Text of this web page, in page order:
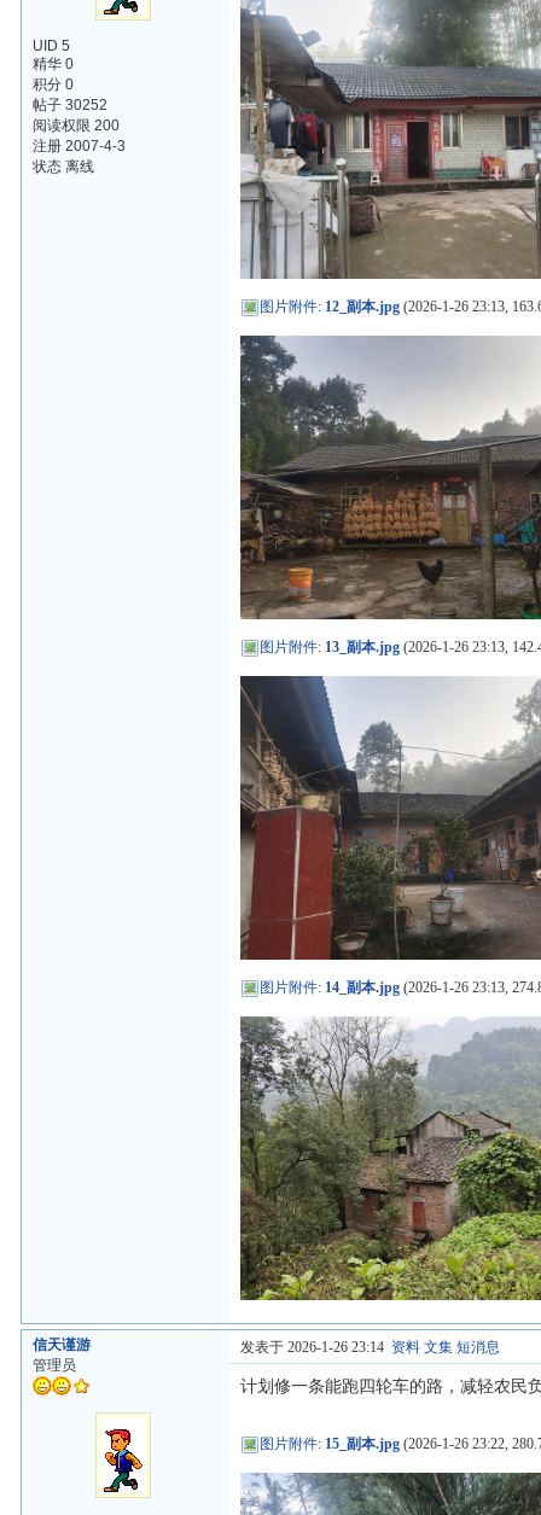
UID 5
精华 0
积分 0
帖子 30252
阅读权限 200
注册 2007-4-3
状态 离线
图片附件: 12_副本.jpg (2026-1-26 23:13,
图片附件: 13_副本.jpg (2026-1-26 23:13,
图片附件: 14_副本.jpg (2026-1-26 23:13,
信天谨游
管理员
发表于 2026-1-26 23:14 资料 文集 短消息
计划修一条能跑四轮车的路，减轻农民
图片附件: 15_副本.jpg (2026-1-26 23:22,